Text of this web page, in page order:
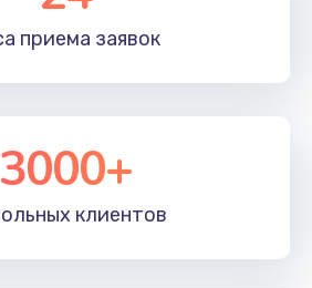
700 руб.
Заказать
Заказать
приема заявок
3000+
клиентов